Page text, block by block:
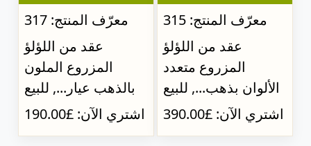
معرّف المنتج: 317
عقد من اللؤلؤ
المزروع الملون
بالذهب عيار..., للبيع
اشتري الآن: £190.00
معرّف المنتج: 315
عقد من اللؤلؤ
المزروع متعدد
الألوان بذهب..., للبيع
اشتري الآن: £390.00